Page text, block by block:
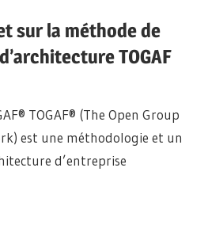
sur la méthode de
TOGAF
TOGAF® (The Open Group
est une méthodologie et un
d’entreprise